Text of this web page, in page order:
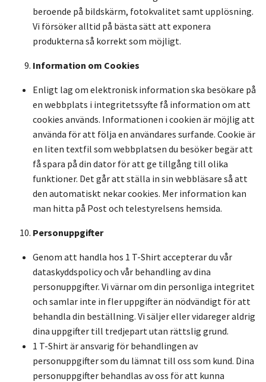
beroende på bildskärm, fotokvalitet samt upplösning.
Vi försöker alltid på bästa sätt att exponera
produkterna så korrekt som möjligt.
Information om Cookies
Enligt lag om elektronisk information ska besökare på
en webbplats i integritetssyfte få information om att
cookies används. Informationen i cookien är möjlig att
använda för att följa en användares surfande. Cookie är
en liten textfil som webbplatsen du besöker begär att
få spara på din dator för att ge tillgång till olika
funktioner. Det går att ställa in sin webbläsare så att
den automatiskt nekar cookies. Mer information kan
man hitta på Post och telestyrelsens hemsida.
Personuppgifter
Genom att handla hos 1 T-Shirt accepterar du vår
dataskyddspolicy och vår behandling av dina
personuppgifter. Vi värnar om din personliga integritet
och samlar inte in fler uppgifter än nödvändigt för att
behandla din beställning. Vi säljer eller vidareger aldrig
dina uppgifter till tredjepart utan rättslig grund.
1 T-Shirt är ansvarig för behandlingen av
personuppgifter som du lämnat till oss som kund. Dina
personuppgifter behandlas av oss för att kunna